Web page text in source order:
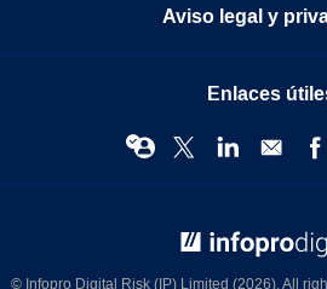
Aviso legal y
Enlaces
© Infopro Digital Risk (IP) Limited (2026). All